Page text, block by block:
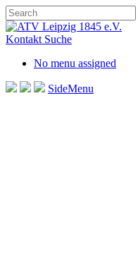
Skip
to
main
Close
Search
Kontakt Suche
No menu assigned
SideMenu